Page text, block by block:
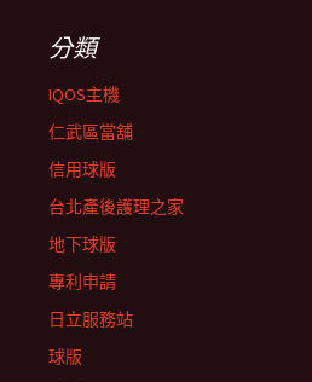
分類
IQOS主機
仁武區當舖
信用球版
台北產後護理之家
地下球版
專利申請
日立服務站
球版